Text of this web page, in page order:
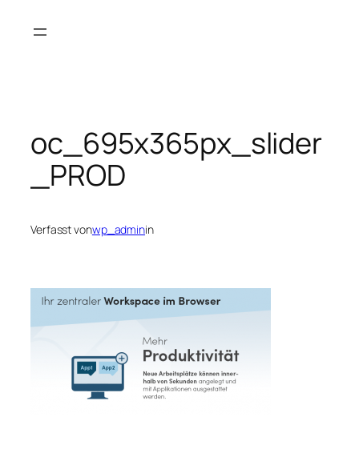
Inhalt
oc_695x365px_slider
_PROD
Verfasst vonwp_adminin